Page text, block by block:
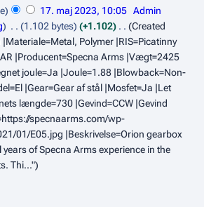
17. maj 2023, 10:05 Admin
1.102 bytes +1.102
Created
Polymer |RIS=Picatinny
|Producent=Specna Arms |Vægt=2425
joule=Ja |Joule=1.88 |Blowback=Non-
|Gear=Gear af stål |Mosfet=Ja |Let
længde=730 |Gevind=CCW |Gevind
specnaarms.com/wp-
01/E05.jpg |Beskrivelse=Orion gearbox
years of Specna Arms experience in the
Thi..."